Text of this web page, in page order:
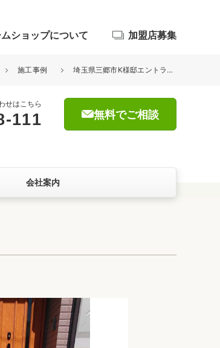
屋根・外壁
ショップについて
、価値・性能向上
加盟店募集
施工事例 埼玉県三郷市K様邸エントランス玄関段差手摺設置工事
せはこちら
111 無料でご相談
会社案内